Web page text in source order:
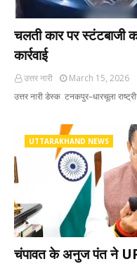
चलती कार पर स्टंटबाजी
कार्रवाई
उत्तर नारी
March 15, 2026
उत्तर नारी डेस्क टनकपुर–धारचूला
UTTARAKHAND NEWS
चंपावत के अनुज पंत ने